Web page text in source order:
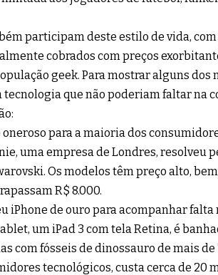
participam deste estilo de vida,
cobrados com preços
geek. Para mostrar alguns dos
que não poderiam faltar na
para a maioria dos
uma empresa de Londres, resolveu
Os modelos têm preço alto,
R$ 8.000.
iPhone de ouro para acompanhar
um iPad 3 com tela Retina, é
com fósseis de dinossauro de mais de
tecnológicos, custa cerca de 20